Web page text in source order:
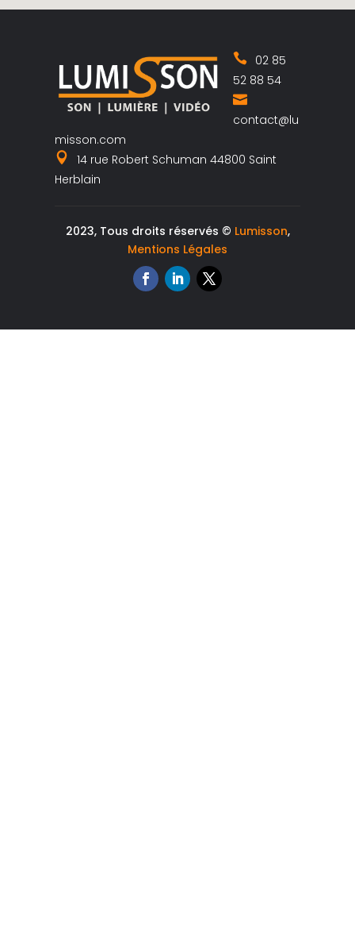
02 85
52 88 54
contact@lu
misson.com
14 rue Robert Schuman 44800 Saint
Herblain
2023, Tous droits réservés © Lumisson,
Mentions Légales